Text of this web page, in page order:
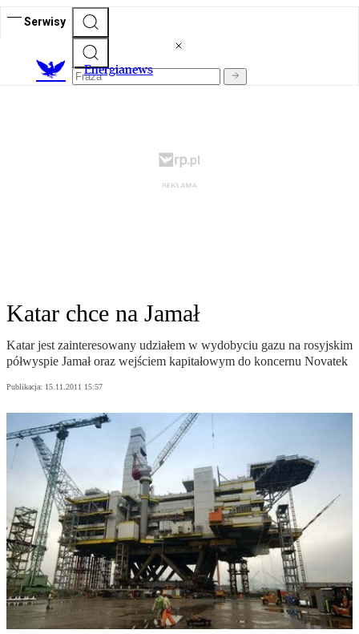
Serwisy
Energianews
Katar chce na Jamał
Katar jest zainteresowany udziałem w wydobyciu gazu na rosyjskim
półwyspie Jamał oraz wejściem kapitałowym do koncernu Novatek
Publikacja: 15.11.2011 15:57